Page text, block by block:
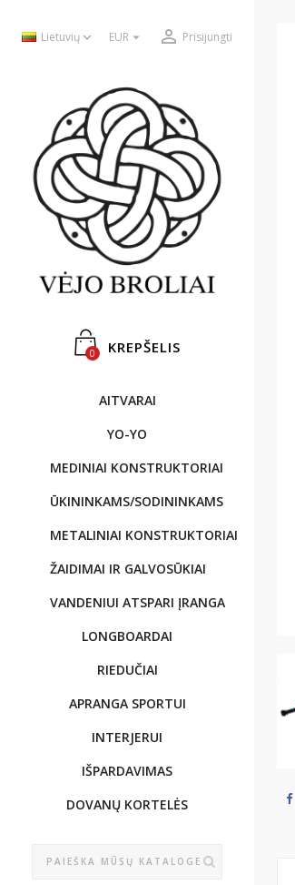
Lietuvių EUR   Prisijungti
KREPŠELIS
0
AITVARAI
YO-YO
MEDINIAI KONSTRUKTORIAI
ŪKININKAMS/SODININKAMS
METALINIAI KONSTRUKTORIAI
ŽAIDIMAI IR GALVOSŪKIAI
VANDENIUI ATSPARI ĮRANGA
LONGBOARDAI
RIEDUČIAI
APRANGA SPORTUI
INTERJERUI
IŠPARDAVIMAS
DOVANŲ KORTELĖS